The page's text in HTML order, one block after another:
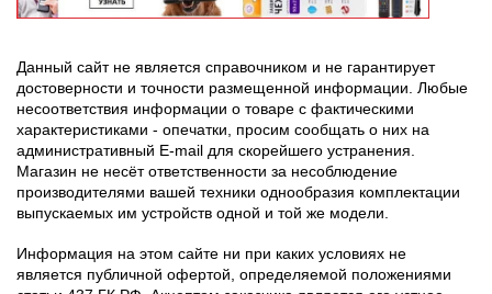
Данный сайт не является справочником и не гарантирует
достоверности и точности размещенной информации. Любые
несоответствия информации о товаре с фактическими
характеристиками - опечатки, просим сообщать о них на
административный E-mail для скорейшего устранения.
Магазин не несёт ответственности за несоблюдение
производителями вашей техники однообразия комплектации
выпускаемых им устройств одной и той же модели.
Информация на этом сайте ни при каких условиях не
является публичной офертой, определяемой положениями